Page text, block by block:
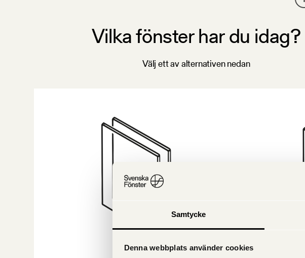
Samtycke
Denna webbplats använder cookies
Vilka fönster har du idag?
Välj ett av alternativen nedan